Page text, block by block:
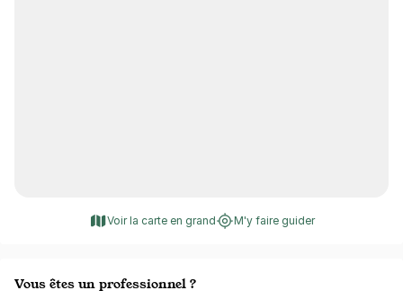
Voir la carte en grand M'y faire guider
Vous êtes un professionnel ?